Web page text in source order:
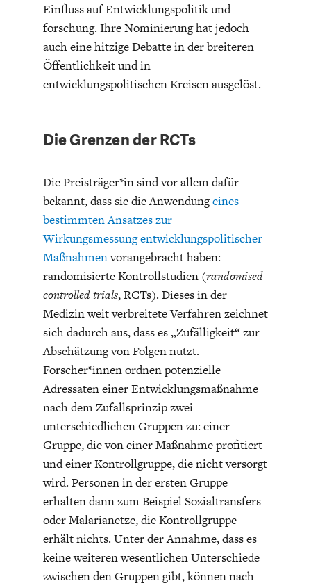
CIRCULAR ECONOMY
UNGLEICHHEIT UND
MACHT
FACHKRÄFTEMANGEL
ENTWICKLUNGSPOLITIK
EUROPA
FINANZMÄRKTE
Einfluss auf Entwicklungspolitik und -
forschung. Ihre Nominierung hat jedoch
auch eine hitzige Debatte in der breiteren
Öffentlichkeit und in
entwicklungspolitischen Kreisen ausgelöst.
Die Grenzen der RCTs
Die Preisträger*in sind vor allem dafür
bekannt, dass sie die Anwendungeines
bestimmten Ansatzes zur
Wirkungsmessung entwicklungspolitischer
Maßnahmenvorangebracht haben:
randomisierte Kontrollstudien (randomised
controlled trials, RCTs). Dieses in der
Medizin weit verbreitete Verfahren zeichnet
sich dadurch aus, dass es „Zufälligkeit“ zur
Abschätzung von Folgen nutzt.
Forscher*innen ordnen potenzielle
Adressaten einer Entwicklungsmaßnahme
nach dem Zufallsprinzip zwei
unterschiedlichen Gruppen zu: einer
Gruppe, die von einer Maßnahme profitiert
und einer Kontrollgruppe, die nicht versorgt
wird. Personen in der ersten Gruppe
erhalten dann zum Beispiel Sozialtransfers
oder Malarianetze, die Kontrollgruppe
erhält nichts. Unter der Annahme, dass es
keine weiteren wesentlichen Unterschiede
zwischen den Gruppen gibt, können nach